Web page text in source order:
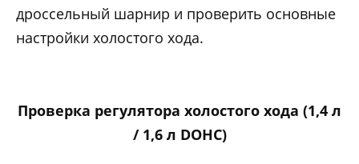
дроссельный шарнир и проверить основные
настройки холостого хода.
Проверка регулятора холостого хода (1,4 л
/ 1,6 л DOHC)